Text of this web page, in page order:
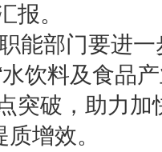
报。
能部门要进
饮料及食品
突破，助力
增效。